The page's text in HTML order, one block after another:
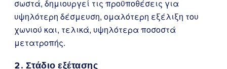
σωστά, δημιουργεί τις προϋποθέσεις για
υψηλότερη δέσμευση, ομαλότερη εξέλιξη του
χωνιού και, τελικά, υψηλότερα ποσοστά
μετατροπής.
2. Στάδιο εξέτασης